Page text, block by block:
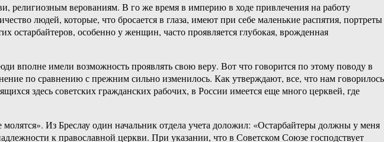
религиозным верованиям. В го же время в империю в ходе привлечения на работу
людей, которые, что бросается в глаза, имеют при себе маленькие распятия, портреты
остарбайтеров, особенно у женщин, часто проявляется глубокая, врожденная
вполне имели возможность проявлять свою веру. Вот что говорится по этому поводу в
по сравнению с прежним сильно изменилось. Как утверждают, все, что нам говорилось
здесь советских гражданских рабочих, в России имеется еще много церквей, где
Из Бреслау один начальник отдела учета доложил: «Остарбайтеры должны у меня
к православной церкви. При указании, что в Советском Союзе господствует